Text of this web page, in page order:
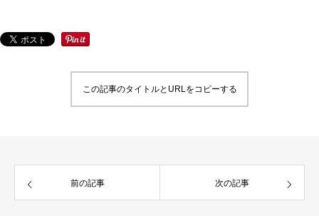
この記事のタイトルとURLをコピーする
前の記事 次の記事